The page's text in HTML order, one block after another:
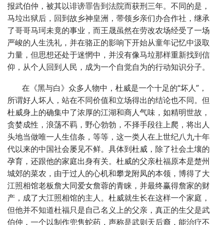
报武伯仲，被其以诽谤罪告到法院而获刑三年。不同的是，
马垃出狱后，回到故乡神皇洲，带领乡亲们办合作社，继承
了哥哥马珂未竟的事业，而王晟虽然在劳改农场经受了一场
严峻的人生洗礼，并在骆正的影响下开始从童年记忆中汲取
力量，但思想还处于迷惘中，并没有像马垃那样重新找到信
仰，从个人回到人民，成为一个自觉自为的行动知识分子。
在《黑与白》众多人物中，杜威是一个十足的“坏人”，
所谓好人坏人，站在不同价值和立场得出的结论也不同。但
杜威身上的确集中了浓厚的江湖和商人气味，如精明世故，
贪婪成性，浪荡不羁，野心勃勃，不择手段往上爬，将出人
头地当做唯一人生信条，等等，这一类人在上世纪八九十年
代以来的中国社会屡见不鲜。具体到杜威，除了社会土壤的
孕育，还跟他的家庭出身有关。杜威的父亲杜福原本是楚州
城郊的菜农，由于过人的心机和攀龙附凤的本领，博得了大
江照相馆老板詹大同爱女詹蓉的青睐，并最终赢得詹家的财
产，成了大江照相馆的主人。杜威就生长在这样一个家庭，
但他并不知道杜福只是自己名义上的父亲，真正的生父是武
伯仲，一个以制作兜售蛇药，声称是武则天后裔，能治疗不